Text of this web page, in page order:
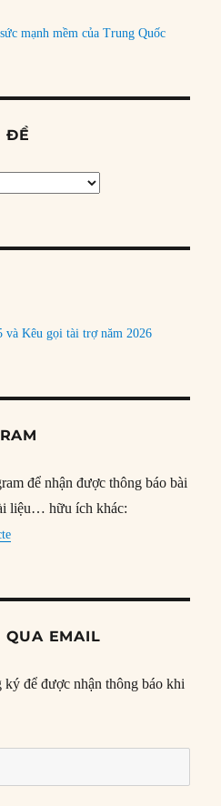
mạnh mềm của Trung Quốc
ĐỀ
và Kêu gọi tài trợ năm 2026
để nhận được thông báo bài
liệu… hữu ích khác:
QUA EMAIL
để được nhận thông báo khi